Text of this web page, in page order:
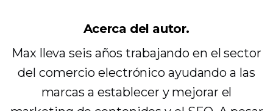
Acerca del autor.
Max lleva seis años trabajando en el sector
del comercio electrónico ayudando a las
marcas a establecer y mejorar el